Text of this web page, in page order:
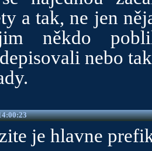
a tak, ne jen
někdo
nebo
je hlavne